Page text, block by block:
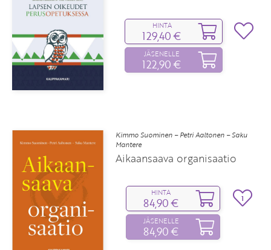
HINTA
129,40 €
JÄSENELLE
122,90 €
Kimmo Suominen – Petri Aaltonen – Saku
Mantere
Aikaansaava organisaatio
HINTA
84,90 €
JÄSENELLE
84,90 €
1